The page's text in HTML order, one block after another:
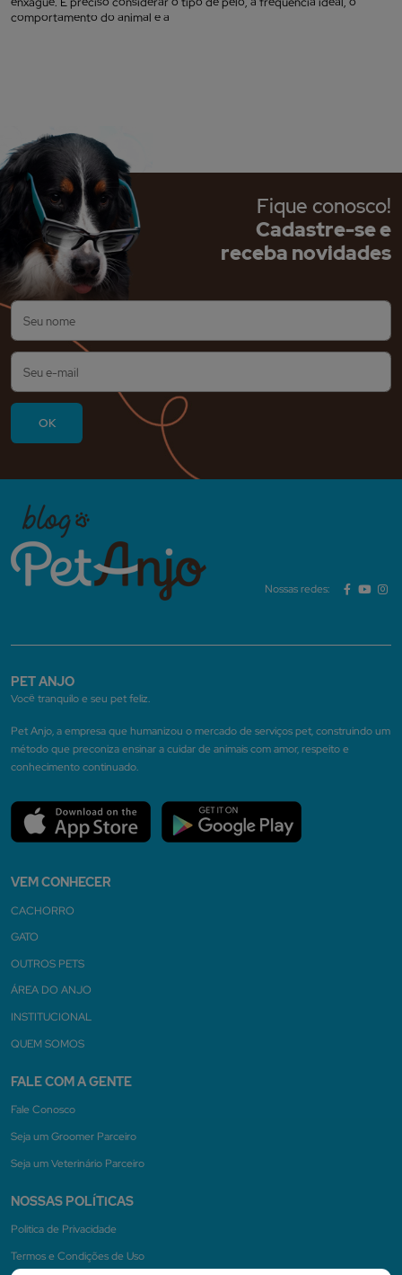
comportamento do animal e a
Fique conosco!
Cadastre-se e
receba novidades
Nossas redes:
PET ANJO
Você tranquilo e seu pet feliz.
Pet Anjo, a empresa que humanizou o mercado de serviços pet, construindo um
método que preconiza ensinar a cuidar de animais com amor, respeito e
conhecimento continuado.
VEM CONHECER
CACHORRO
GATO
OUTROS PETS
ÁREA DO ANJO
INSTITUCIONAL
QUEM SOMOS
FALE COM A GENTE
Fale Conosco
Seja um Groomer Parceiro
Seja um Veterinário Parceiro
NOSSAS POLÍTICAS
Politica de Privacidade
Termos e Condições de Uso